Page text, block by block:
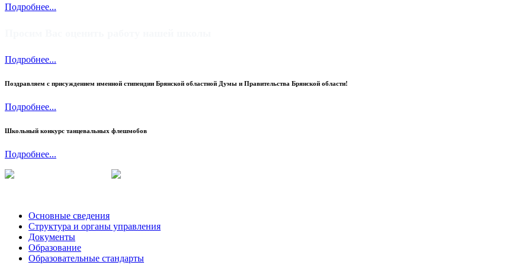
Подробнее...
Подробнее...
Поздравляем c присуждением именной стипендии Брянской областной Думы и Правительства Брянской области!
Подробнее...
Школьный конкурс танцевальных флешмобов
Подробнее...
Основные сведения
Структура и органы управления
Документы
Образование
Образовательные стандарты